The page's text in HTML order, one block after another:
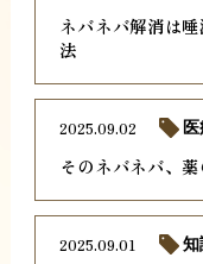
ネバネバ解消は
法
そのネバネバ、
2025.09.02
2025.09.01 知